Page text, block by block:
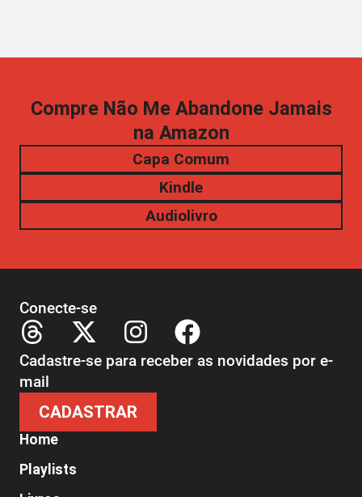
Compre Não Me Abandone Jamais
na Amazon
Capa Comum
Kindle
Audiolivro
Home
Playlists
Conecte-se
Cadastre-se para receber as novidades por e-
mail
CADASTRAR